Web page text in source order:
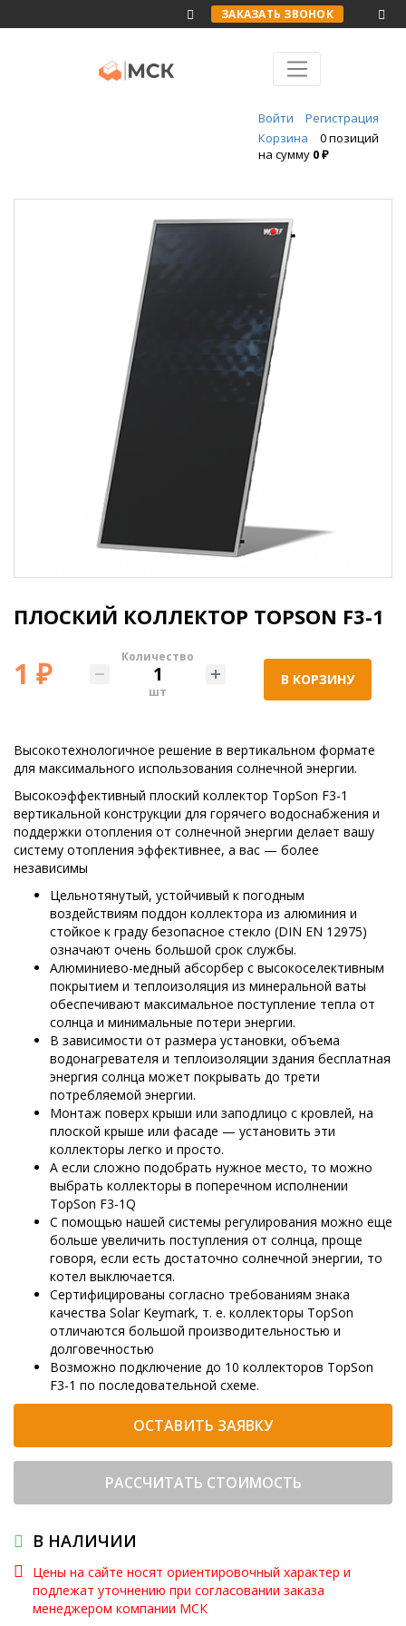
ЗАКАЗАТЬ ЗВОНОК
Войти
Регистрация
Корзина
0 позиций
на сумму 0 ₽
ПЛОСКИЙ КОЛЛЕКТОР TOPSON F3-1
1 ₽ Количество
шт
В КОРЗИНУ
Высокотехнологичное решение в вертикальном формате
для максимального использования солнечной энергии.
Высокоэффективный плоский коллектор TopSon F3-1
вертикальной конструкции для горячего водоснабжения и
поддержки отопления от солнечной энергии делает вашу
систему отопления эффективнее, а вас — более
независимы
Цельнотянутый, устойчивый к погодным
воздействиям поддон коллектора из алюминия и
стойкое к граду безопасное стекло (DIN EN 12975)
означают очень большой срок службы.
Алюминиево-медный абсорбер с высокоселективным
покрытием и теплоизоляция из минеральной ваты
обеспечивают максимальное поступление тепла от
солнца и минимальные потери энергии.
В зависимости от размера установки, объема
водонагревателя и теплоизоляции здания бесплатная
энергия солнца может покрывать до трети
потребляемой энергии.
Монтаж поверх крыши или заподлицо с кровлей, на
плоской крыше или фасаде — установить эти
коллекторы легко и просто.
А если сложно подобрать нужное место, то можно
выбрать коллекторы в поперечном исполнении
TopSon F3-1Q
С помощью нашей системы регулирования можно еще
больше увеличить поступления от солнца, проще
говоря, если есть достаточно солнечной энергии, то
котел выключается.
Сертифицированы согласно требованиям знака
качества Solar Keymark, т. е. коллекторы TopSon
отличаются большой производительностью и
долговечностью
Возможно подключение до 10 коллекторов TopSon
F3-1 по последовательной схеме.
ОСТАВИТЬ ЗАЯВКУ
РАССЧИТАТЬ СТОИМОСТЬ
В НАЛИЧИИ
Цены на сайте носят ориентировочный характер и
подлежат уточнению при согласовании заказа
менеджером компании МСК